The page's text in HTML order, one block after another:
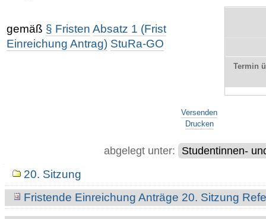
Termin
gemäß § Fristen Absatz 1 (Frist
Einreichung Antrag) StuRa-GO
Versenden
Drucken
abgelegt unter: Studentinnen-
Navigation20. Sitzung
Fristende Einreichung Anträge 20. Sitzung